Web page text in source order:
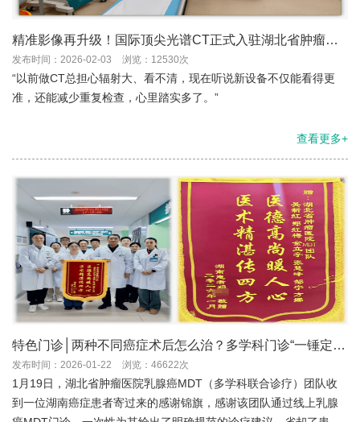
精准影像再升级！国际顶尖光谱CT正式入驻湖北省肿瘤医
院，赋能肿瘤精准诊疗
发布时间：2026-02-03 浏览：12530次
“以前做CT总担心辐射大、看不清，现在听说新设备不仅能看得更
准，还能减少重复检查，心里踏实多了。”
查看更多+
特色门诊│两种不同癌症术后怎么治？多学科门诊“一锤定
音”
发布时间：2026-01-22 浏览：46622次
1月19日，湖北省肿瘤医院乳腺癌MDT（多学科联合诊疗）团队收
到一位湖南癌症患者寄过来的感谢锦旗，感谢该团队通过线上乳腺